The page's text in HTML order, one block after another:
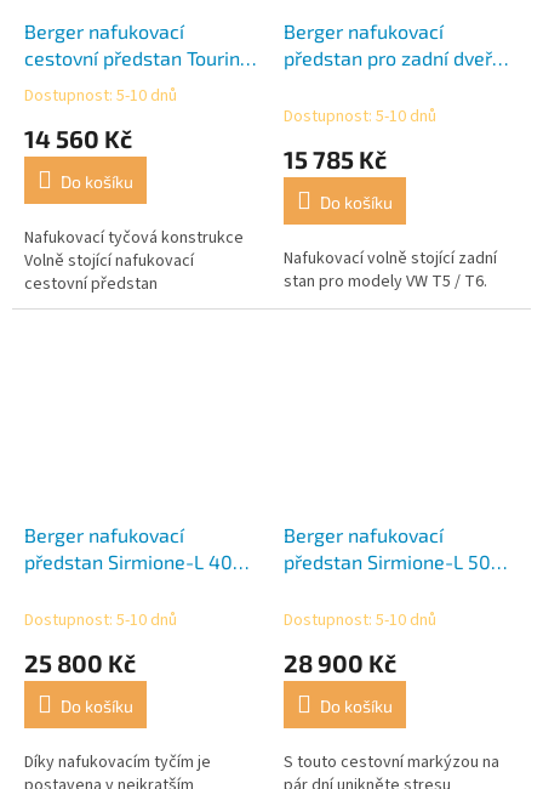
Berger nafukovací
cestovní předstan Touring-
Průměrné
produktu
3,9
5
hvězdiček.
Dostupnost: 5-10 dnů
14 560 Kč
Do košíku
Nafukovací tyčová konstrukce
Volně stojící nafukovací
cestovní předstan
Berger nafukovací
předstan pro zadní dveře
Rear
Dostupnost: 5-10 dnů
15 785 Kč
Do košíku
Nafukovací volně stojící zadní
stan pro modely VW T5 / T6.
Berger nafukovací
předstan Sirmione-L 400
Dostupnost: 5-10 dnů
25 800 Kč
Do košíku
Díky nafukovacím tyčím je
Berger nafukovací
předstan Sirmione-L 500
Dostupnost: 5-10 dnů
28 900 Kč
Do košíku
S touto cestovní markýzou na